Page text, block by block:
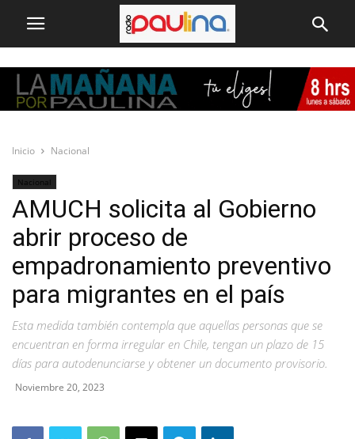
Inicio Nacional
Nacional
AMUCH solicita al Gobierno
abrir proceso de
empadronamiento preventivo
para migrantes en el país
Esta medida también contempla que aquellas personas que se
encuentran en forma irregular en Chile, tengan un plazo de 15
días para autodenunciarse y obtener un documento provisorio.
Noviembre 20, 2023